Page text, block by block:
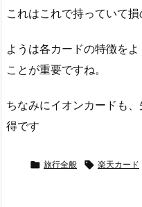
これはこれで持っていて損
ようは各カードの特徴を
ことが重要ですね。
ちなみにイオンカードも
得です
 旅行全般  楽天カード